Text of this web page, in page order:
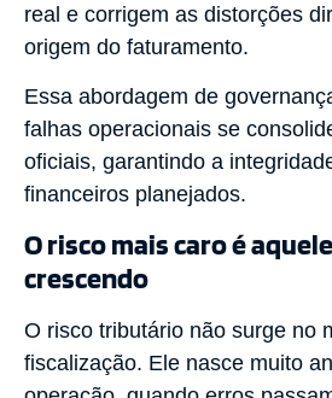
real e corrigem as distorções
origem do faturamento.
Essa abordagem de
falhas operacionais se
oficiais, garantindo a
financeiros planejados.
O risco mais caro é
crescendo
O risco tributário não surge no
fiscalização. Ele nasce muito